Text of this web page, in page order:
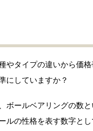
タイプの違いから価
にしていますか？
ールベアリングの数
の性格を表す数字と